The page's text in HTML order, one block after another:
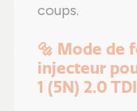
coups.
🔩 Mode de
injecteur
1 (5N) 2.0